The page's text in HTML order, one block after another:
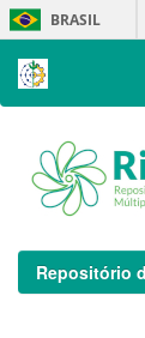
Skip
navigation
BRASIL
Repositório